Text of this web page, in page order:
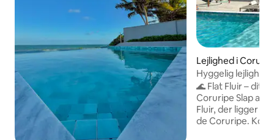
Lejlighed i
Hyggelig lejlighed
🌊 Flat Fluir – dit
Coruripe Slap af og nyd lyse dage på Flat
Fluir, der ligger
de Coruripe.